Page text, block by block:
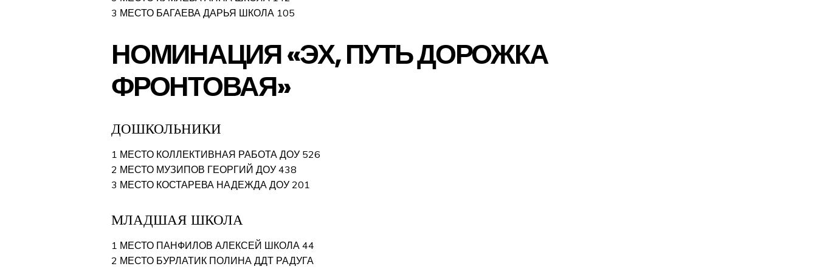
3 МЕСТО БАГАЕВА ДАРЬЯ ШКОЛА 105
НОМИНАЦИЯ «ЭХ, ПУТЬ ДОРОЖКА
ФРОНТОВАЯ»
ДОШКОЛЬНИКИ
1 МЕСТО КОЛЛЕКТИВНАЯ РАБОТА ДОУ 526
2 МЕСТО МУЗИПОВ ГЕОРГИЙ ДОУ 438
3 МЕСТО КОСТАРЕВА НАДЕЖДА ДОУ 201
МЛАДШАЯ ШКОЛА
1 МЕСТО ПАНФИЛОВ АЛЕКСЕЙ ШКОЛА 44
2 МЕСТО БУРЛАТИК ПОЛИНА ДДТ РАДУГА